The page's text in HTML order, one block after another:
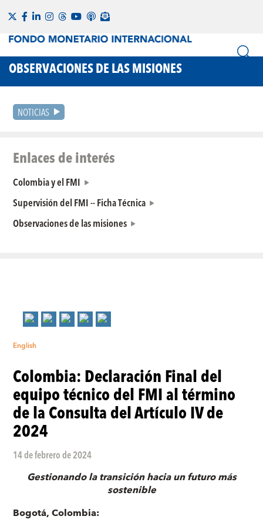
OBSERVACIONES DE LAS MISIONES
NOTICIAS
Enlaces de interés
Colombia y el FMI
Supervisión del FMI -- Ficha Técnica
Observaciones de las misiones
English
Colombia: Declaración Final del
equipo técnico del FMI al término
de la Consulta del Artículo IV de
2024
14 de febrero de 2024
Gestionando la transición hacia un futuro más
sostenible
Bogotá, Colombia: